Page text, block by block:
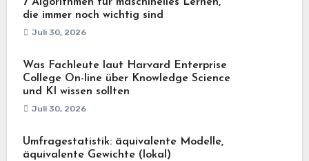
die immer noch wichtig sind
Juli 30, 2026
Was Fachleute laut Harvard Enterprise
College On-line über Knowledge Science
und KI wissen sollten
Juli 30, 2026
Umfragestatistik: äquivalente Modelle,
äquivalente Gewichte (lokal)